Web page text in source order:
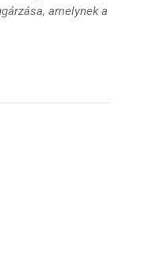
amelynek a